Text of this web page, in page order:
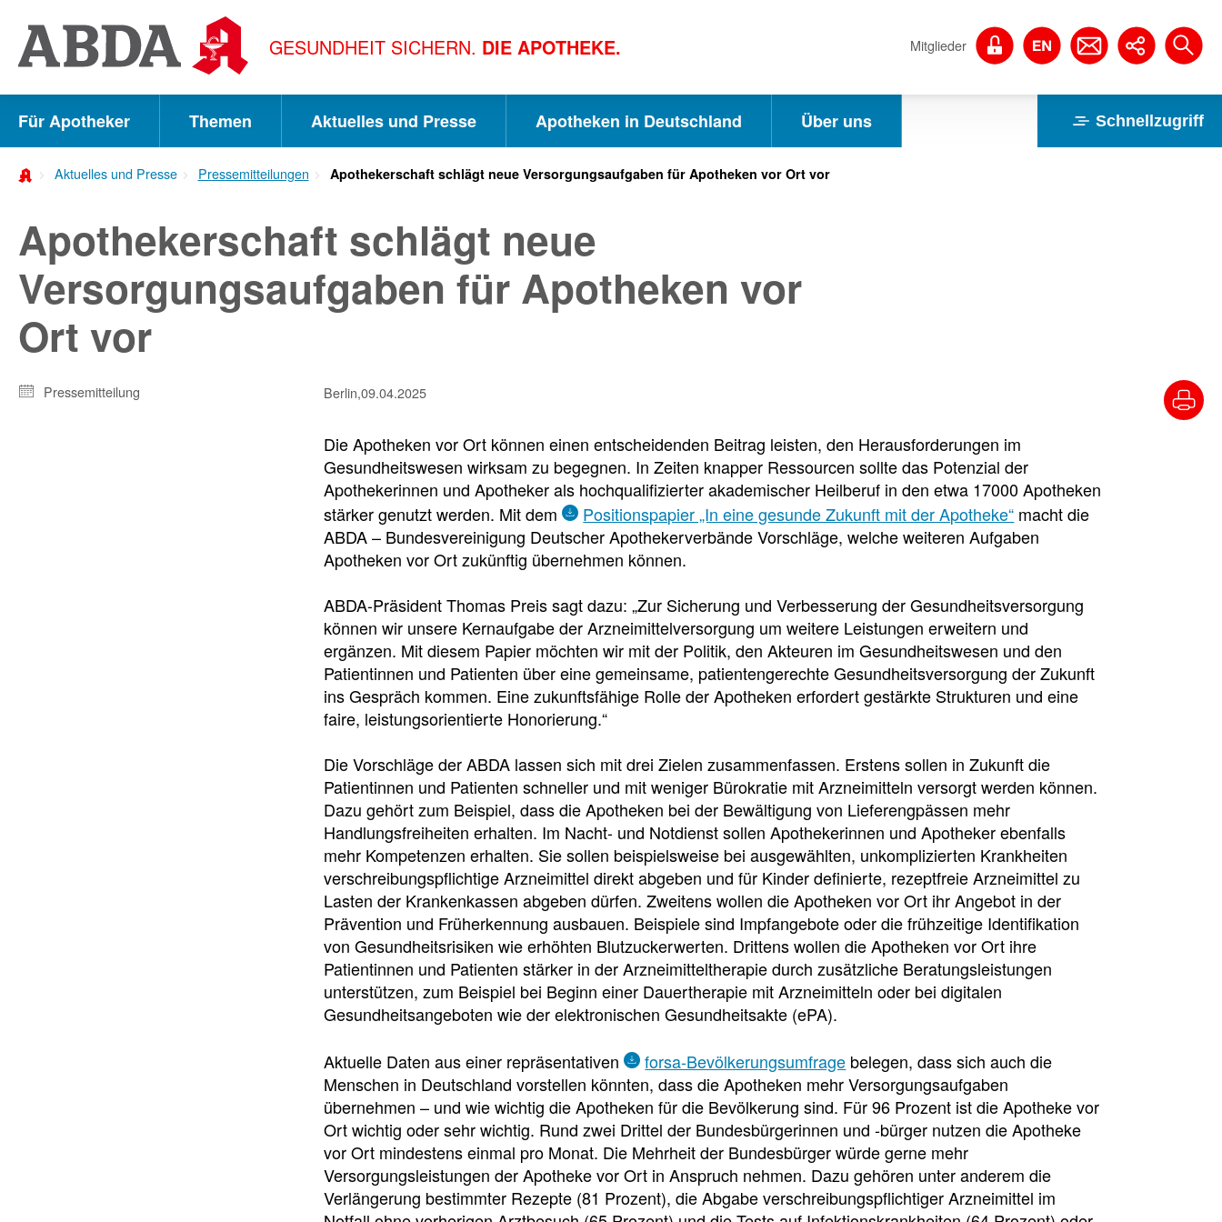
direkt
zu:
zur
Hauptnavigation
Meta-
zum
Inhalt
Suche
GESUNDHEIT SICHERN. DIE APOTHEKE. Mitglieder
Für Apotheker Themen Aktuelles und Presse Apotheken in Deutschland Über uns Schnellzugriff
Aktuelles und Presse Pressemitteilungen Apothekerschaft schlägt neue Versorgungsaufgaben für Apotheken vor Ort vor
Apothekerschaft schlägt neue
Versorgungsaufgaben für Apotheken vor
Ort vor
Pressemitteilung Berlin,09.04.2025
Die Apotheken vor Ort können einen entscheidenden Beitrag leisten, den Herausforderungen im
Gesundheitswesen wirksam zu begegnen. In Zeiten knapper Ressourcen sollte das Potenzial der
Apothekerinnen und Apotheker als hochqualifizierter akademischer Heilberuf in den etwa 17000 Apotheken
stärker genutzt werden. Mit dem
Positionspapier „In eine gesunde Zukunft mit der Apotheke“ macht die
ABDA – Bundesvereinigung Deutscher Apothekerverbände Vorschläge, welche weiteren Aufgaben
Apotheken vor Ort zukünftig übernehmen können.
ABDA-Präsident Thomas Preis sagt dazu: „Zur Sicherung und Verbesserung der Gesundheitsversorgung
können wir unsere Kernaufgabe der Arzneimittelversorgung um weitere Leistungen erweitern und
ergänzen. Mit diesem Papier möchten wir mit der Politik, den Akteuren im Gesundheitswesen und den
Patientinnen und Patienten über eine gemeinsame, patientengerechte Gesundheitsversorgung der Zukunft
ins Gespräch kommen. Eine zukunftsfähige Rolle der Apotheken erfordert gestärkte Strukturen und eine
faire, leistungsorientierte Honorierung.“
Die Vorschläge der ABDA lassen sich mit drei Zielen zusammenfassen. Erstens sollen in Zukunft die
Patientinnen und Patienten schneller und mit weniger Bürokratie mit Arzneimitteln versorgt werden können.
Dazu gehört zum Beispiel, dass die Apotheken bei der Bewältigung von Lieferengpässen mehr
Handlungsfreiheiten erhalten. Im Nacht- und Notdienst sollen Apothekerinnen und Apotheker ebenfalls
mehr Kompetenzen erhalten. Sie sollen beispielsweise bei ausgewählten, unkomplizierten Krankheiten
verschreibungspflichtige Arzneimittel direkt abgeben und für Kinder definierte, rezeptfreie Arzneimittel zu
Lasten der Krankenkassen abgeben dürfen. Zweitens wollen die Apotheken vor Ort ihr Angebot in der
Prävention und Früherkennung ausbauen. Beispiele sind Impfangebote oder die frühzeitige Identifikation
von Gesundheitsrisiken wie erhöhten Blutzuckerwerten. Drittens wollen die Apotheken vor Ort ihre
Patientinnen und Patienten stärker in der Arzneimitteltherapie durch zusätzliche Beratungsleistungen
unterstützen, zum Beispiel bei Beginn einer Dauertherapie mit Arzneimitteln oder bei digitalen
Gesundheitsangeboten wie der elektronischen Gesundheitsakte (ePA).
Aktuelle Daten aus einer repräsentativen
forsa-Bevölkerungsumfrage belegen, dass sich auch die
Menschen in Deutschland vorstellen könnten, dass die Apotheken mehr Versorgungsaufgaben
übernehmen – und wie wichtig die Apotheken für die Bevölkerung sind. Für 96 Prozent ist die Apotheke vor
Ort wichtig oder sehr wichtig. Rund zwei Drittel der Bundesbürgerinnen und -bürger nutzen die Apotheke
vor Ort mindestens einmal pro Monat. Die Mehrheit der Bundesbürger würde gerne mehr
Versorgungsleistungen der Apotheke vor Ort in Anspruch nehmen. Dazu gehören unter anderem die
Verlängerung bestimmter Rezepte (81 Prozent), die Abgabe verschreibungspflichtiger Arzneimittel im
c
h
l
l
z
u
g
r
i
f
f
Tauchen
Sie
direkt
ein
Leitlinien
Leitlinien
und
Arbeitshilfen
der
Bundesapothekerkammer
Berichtsbogen-
Formulare der
Arzneimittelkommission
Meldung
von
unerwünschten
Arzneimittelwirkungen
und
Qualitätsmängeln
e
i
t
e
i
l
e
n
Pressedetail
u
c